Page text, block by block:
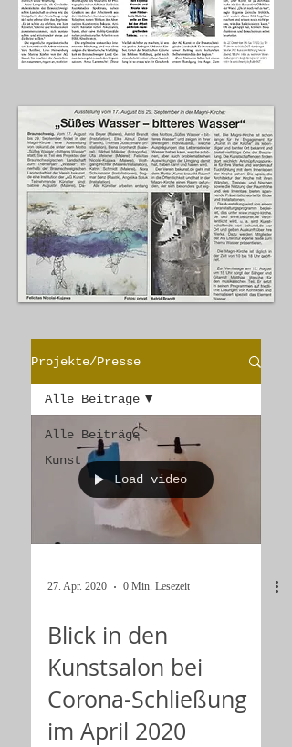
Projekte/Presse
Alle Beiträge
Kunst
Alle Beiträge
Load video
27. Apr. 2020 0 Min. Lesezeit
Blick in den
Kunstsalon bei
Corona-Schließung
im April 2020